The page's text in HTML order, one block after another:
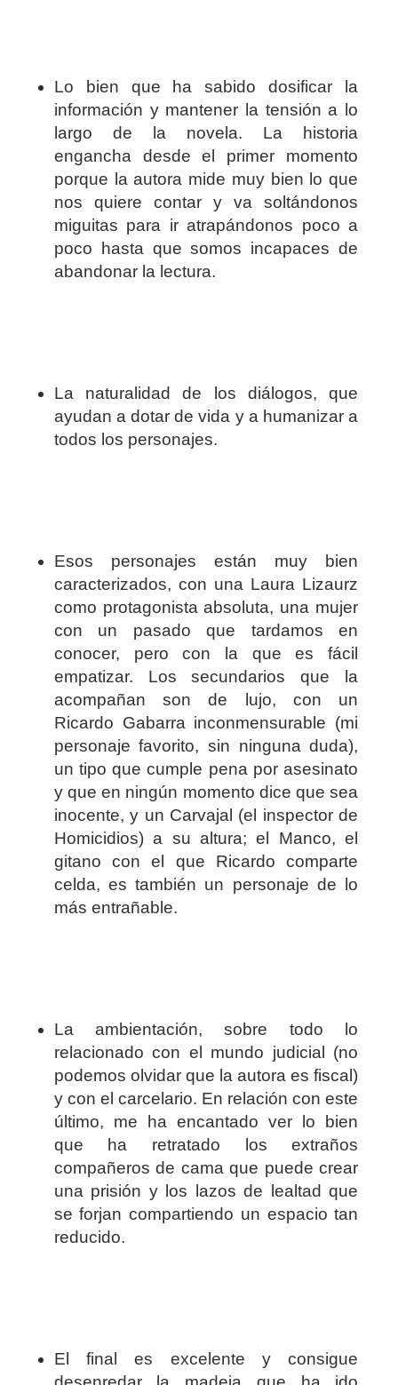
Lo bien que ha sabido dosificar la
información y mantener la tensión a lo
largo de la novela. La historia
engancha desde el primer momento
porque la autora mide muy bien lo que
nos quiere contar y va soltándonos
miguitas para ir atrapándonos poco a
poco hasta que somos incapaces de
abandonar la lectura.
La naturalidad de los diálogos, que
ayudan a dotar de vida y a humanizar a
todos los personajes.
Esos personajes están muy bien
caracterizados, con una Laura Lizaurz
como protagonista absoluta, una mujer
con un pasado que tardamos en
conocer, pero con la que es fácil
empatizar. Los secundarios que la
acompañan son de lujo, con un
Ricardo Gabarra inconmensurable (mi
personaje favorito, sin ninguna duda),
un tipo que cumple pena por asesinato
y que en ningún momento dice que sea
inocente, y un Carvajal (el inspector de
Homicidios) a su altura; el Manco, el
gitano con el que Ricardo comparte
celda, es también un personaje de lo
más entrañable.
La ambientación, sobre todo lo
relacionado con el mundo judicial (no
podemos olvidar que la autora es fiscal)
y con el carcelario. En relación con este
último, me ha encantado ver lo bien
que ha retratado los extraños
compañeros de cama que puede crear
una prisión y los lazos de lealtad que
se forjan compartiendo un espacio tan
reducido.
El final es excelente y consigue